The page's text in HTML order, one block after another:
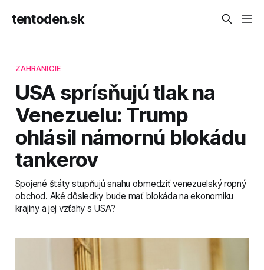
tentoden.sk
ZAHRANICIE
USA sprísňujú tlak na
Venezuelu: Trump
ohlásil námornú blokádu
tankerov
Spojené štáty stupňujú snahu obmedziť venezuelský ropný
obchod. Aké dôsledky bude mať blokáda na ekonomiku
krajiny a jej vzťahy s USA?